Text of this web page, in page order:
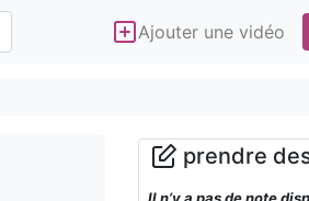
Ajouter une vidéo
prendre